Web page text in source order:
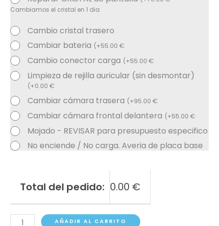
Cambiamos el cristal en 1 dia
Cambio cristal trasero
Cambiar bateria (+55.00€
Cambio conector carga (+55.00€
Limpieza de rejilla auricular (sin desmontar)
(+0.00€
Cambiar cámara trasera (+95.00€
Cambiar cámara frontal delantera (+55.00€
Mojado - REVISAR para presupuesto especifico
No enciende / No carga. Averia de placa base
Total del pedido: 0.00 €
Samsung
AÑADIR AL CARRITO